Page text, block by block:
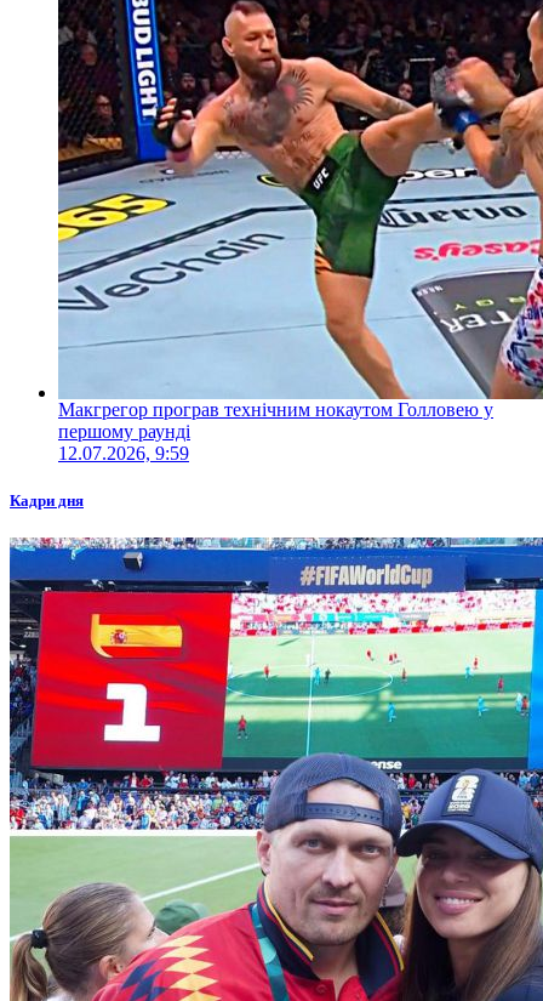
Макгрегор програв технічним нокаутом Голловею у
першому раунді
12.07.2026, 9:59
Кадри дня